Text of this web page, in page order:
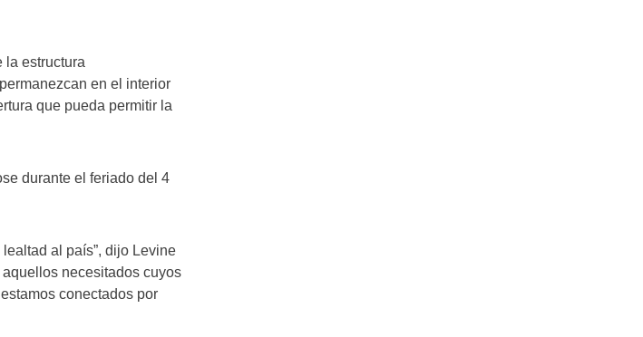
la estructura
en el interior
que pueda permitir la
durante el feriado del 4
al país”, dijo Levine
necesitados cuyos
conectados por